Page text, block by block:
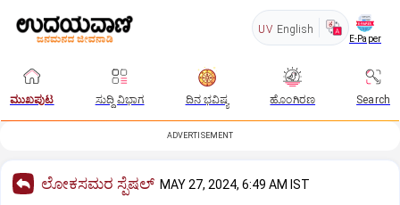
UV English
E-Paper
ಮುಖಪುಟ ಸುದ್ದಿ ವಿಭಾಗ ದಿನ ಭವಿಷ್ಯ ಹೊಂಗಿರಣ Search
ADVERTISEMENT
ಲೋಕಸಮರ ಸ್ಪೆಷಲ್‌ MAY 27, 2024, 6:49 AM IST